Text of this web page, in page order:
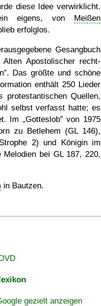
diese Idee verwirklicht.
eigens, von Meißen
erfolglos.
Gesangbuch
Apostolischer recht-
. Das größte und schöne
enthält 250 Lieder
protestantischen Quellen,
selbst verfasst hatte; es
Im
Gotteslob
von 1975
zu Betlehem (GL 146),
2) und Königin im
bei GL 187, 220,
in Bautzen.
gezielt anzeigen